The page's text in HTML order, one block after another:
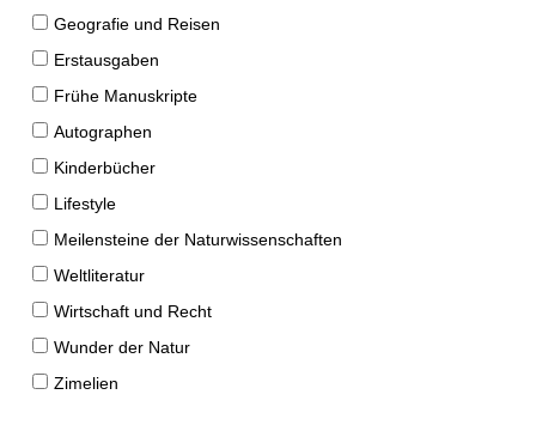
Geografie und Reisen
Erstausgaben
Frühe Manuskripte
Autographen
Kinderbücher
Lifestyle
Meilensteine der Naturwissenschaften
Weltliteratur
Wirtschaft und Recht
Wunder der Natur
Zimelien